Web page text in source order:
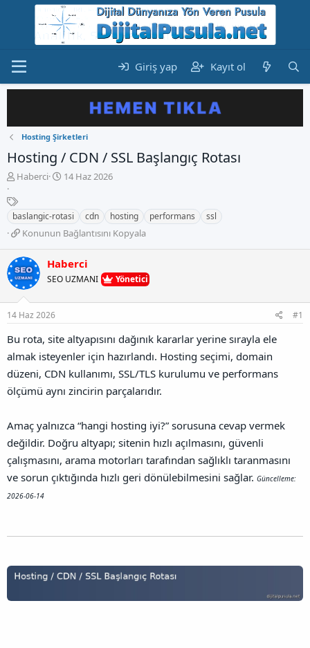
Giriş yap Kayıt ol
Hosting Şirketleri
Hosting / CDN / SSL Başlangıç Rotası
K
n
b
u
y
u
b
a
ş
l
a
a
Haberci
B
l
a
n
g
ı
ç
a
h
14 Haz 2026
E
t
i
e
t
l
e
baslangic-rotasi cdn hosting performans ssl
K
n
u
n
u
B
ğ
l
a
t
ı
n
ı
K
o
p
Konunun Bağlantısını Kopyala
Haberci
SEO UZMANI Yönetici
14 Haz 2026 #1
Bu rota, site altyapısını dağınık kararlar yerine sırayla ele
almak isteyenler için hazırlandı. Hosting seçimi, domain
düzeni, CDN kullanımı, SSL/TLS kurulumu ve performans
ölçümü aynı zincirin parçalarıdır.
Amaç yalnızca “hangi hosting iyi?” sorusuna cevap vermek
değildir. Doğru altyapı; sitenin hızlı açılmasını, güvenli
çalışmasını, arama motorları tarafından sağlıklı taranmasını
ve sorun çıktığında hızlı geri dönülebilmesini sağlar. Güncelleme:
2026-06-14